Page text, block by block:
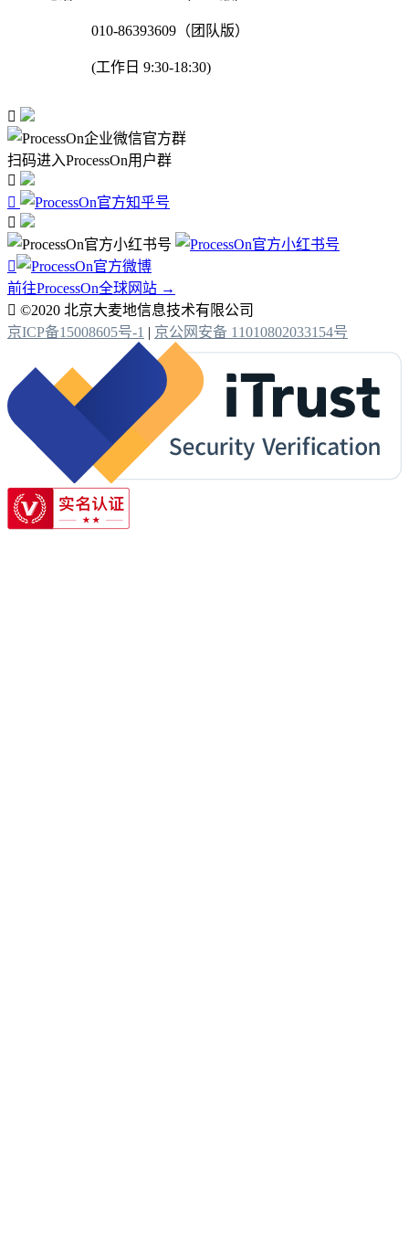
010-86393609（团队版）
(工作日 9:30-18:30)

扫码进入ProcessOn用户群




前往ProcessOn全球网站 →
 ©2020 北京大麦地信息技术有限公司
京ICP备15008605号-1 | 京公网安备 11010802033154号